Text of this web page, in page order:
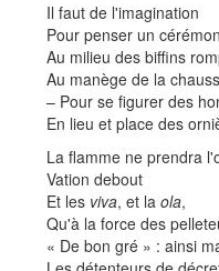
Il faut de l'imagination
Pour penser un
Au milieu des biffins
Au manège de la
– Pour se figurer des
En lieu et place des
La flamme ne prendra
Vation debout
Et les viva, et la ola,
Qu'à la force des
« De bon gré » : ainsi